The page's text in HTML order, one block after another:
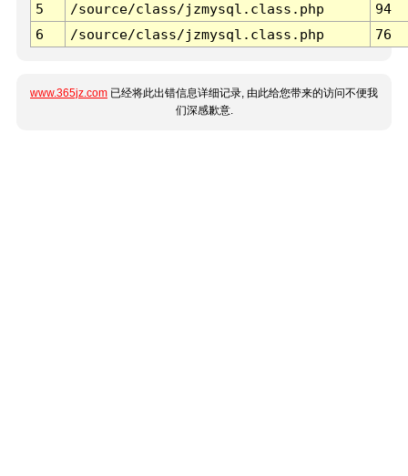
5
/source/class/jzmysql.class.php
94
6
/source/class/jzmysql.class.php 76
www.365jz.com 已经将此出错信息详细记录, 由此给您带来的访问不便我
们深感歉意.